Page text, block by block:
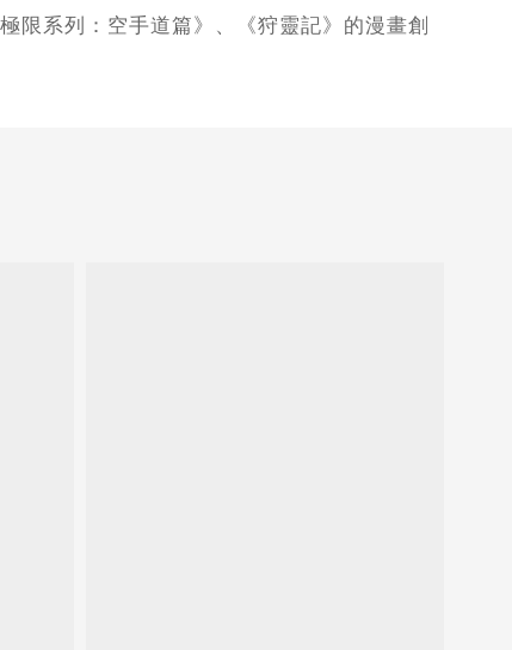
限系列：空手道篇》、《狩靈記》的漫畫創